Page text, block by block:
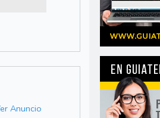
Anuncio